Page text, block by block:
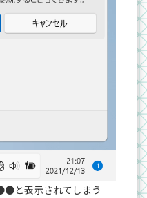
と表示されてしまう